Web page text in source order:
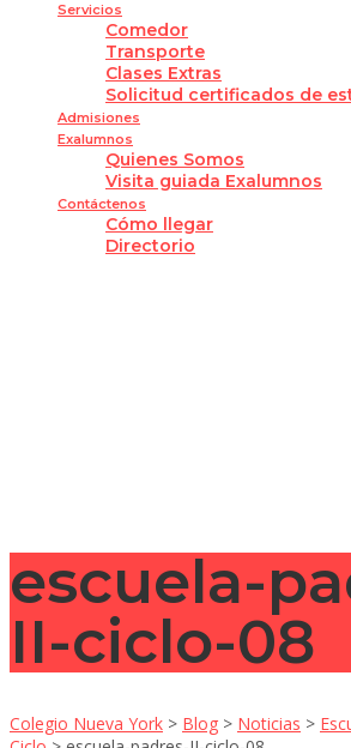
Servicios
Comedor
Transporte
Clases Extras
Solicitud certificados de
Admisiones
Exalumnos
Quienes Somos
Visita guiada Exalumnos
Contáctenos
Cómo llegar
Directorio
escuela-
II-ciclo-08
Colegio Nueva York > Blog > Noticias >